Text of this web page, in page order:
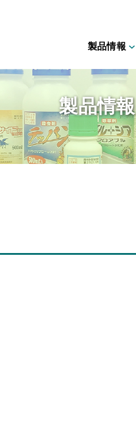
製品情報
製品情報